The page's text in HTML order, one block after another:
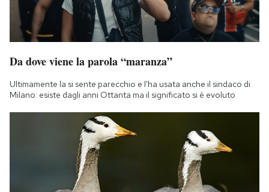
Da dove viene la parola “maranza”
Ultimamente la si sente parecchio e l'ha usata anche il sindaco di
Milano: esiste dagli anni Ottanta ma il significato si è evoluto